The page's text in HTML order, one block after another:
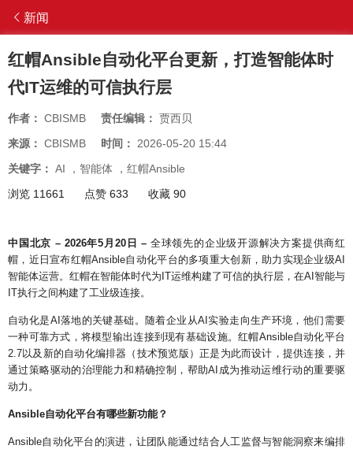
新闻
红帽Ansible自动化平台更新，打造智能体时
代IT运维的可信执行层
作者： CBISMB 责任编辑： 贾西贝
来源： CBISMB 时间： 2026-05-20 15:44
关键字： AI ， 智能体 ， 红帽Ansible
浏览 11661
点赞 633 收藏 90
中国北京 – 2026年5 月 20日 – 全球领先的企业级开源解决方案提供商红
帽，近日宣布红帽Ansible自动化平台的多项重大创新，助力实现企业级AI
智能体运营。红帽在智能体时代为 IT运维构建了可信的执行层，在AI 智能与
IT执行之间构建了工业级连接。
自动化是AI 落地的关键基础。随着企业从AI 实验走向生产环境，他们需要
一种可靠方式，将模型输出连接到现有基础设施。红帽Ansible自动化平台
2.7以及新的自动化编排器（技术预览版）正是为此而设计，提供连接，并
通过策略驱动的治理能力和精确控制，帮助AI 成为推动运维行动的重要驱
动力。
Ansible自动化平台有哪些新功能？
Ansible自动化平台的演进，让团队能通过结合人工监督与智能洞察来编排